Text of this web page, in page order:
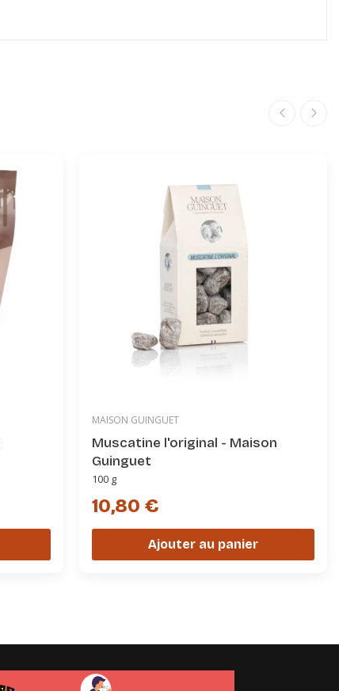
MAISON GUINGUET
Muscatine l'original - Maison
Guinguet
100 g
10,80 €
Ajouter au panier